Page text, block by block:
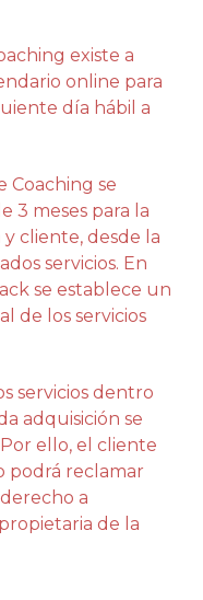
existe a
online para
día hábil a
Coaching se
3 meses para la
cliente, desde la
servicios. En
se establece un
de los servicios
servicios dentro
adquisición se
ello, el cliente
podrá reclamar
a
de la